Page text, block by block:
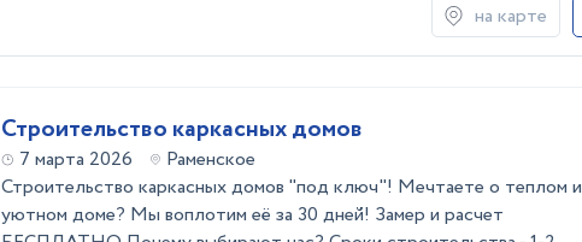
на карте
Строительство каркасных домов
7 марта 2026
Раменское
Строительство каркасных домов "под ключ"! Мечтаете о теплом и
уютном доме? Мы воплотим её за 30 дней! Замер и расчет